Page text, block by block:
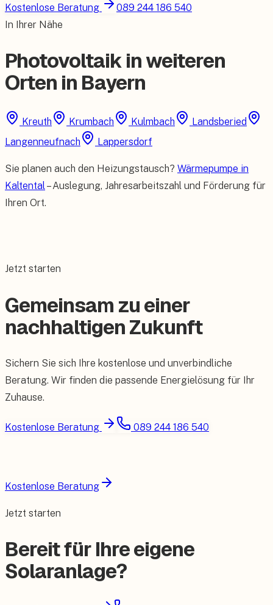
Kostenlose Beratung
089 244 186 540
In Ihrer Nähe
Photovoltaik in weiteren
Orten in Bayern
Kreuth Krumbach Kulmbach
Landsberied
Langenneufnach
Lappersdorf
Sie planen auch den Heizungstausch? Wärmepumpe in
Kaltental– Auslegung, Jahresarbeitszahl und Förderung für
Ihren Ort.
Jetzt starten
Gemeinsam zu einer
nachhaltigen Zukunft
Sichern Sie sich Ihre kostenlose und unverbindliche
Beratung. Wir finden die passende Energielösung für Ihr
Zuhause.
Kostenlose Beratung 089 244 186 540
Kostenlose Beratung
Jetzt starten
Bereit für Ihre eigene
Solaranlage?